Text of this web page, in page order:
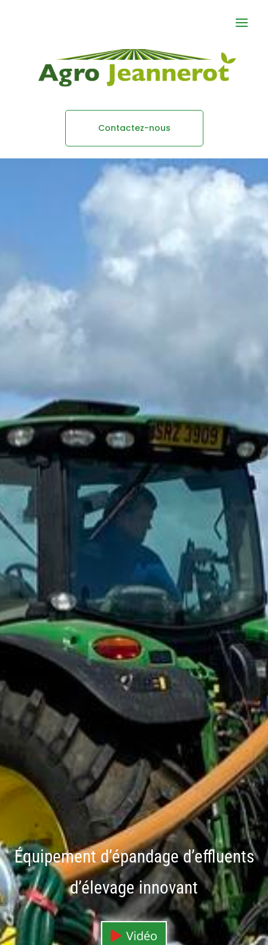
Contactez-nous
Équipement d’épandage d’effluents
d’élevage innovant
Vidéo